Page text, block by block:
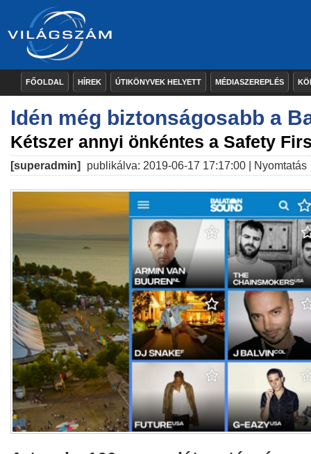
FŐOLDAL HÍREK ÚTIKÖNYVEK HELYETT MÉDIASZEREPLÉS
Idén még biztonságosabb a
Kétszer annyi önkéntes a Safety
[superadmin] publikálva: 2019-06-17 17:17:00 | Nyomtatás